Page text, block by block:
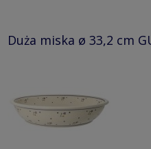
Duża miska ø 33,2 cm